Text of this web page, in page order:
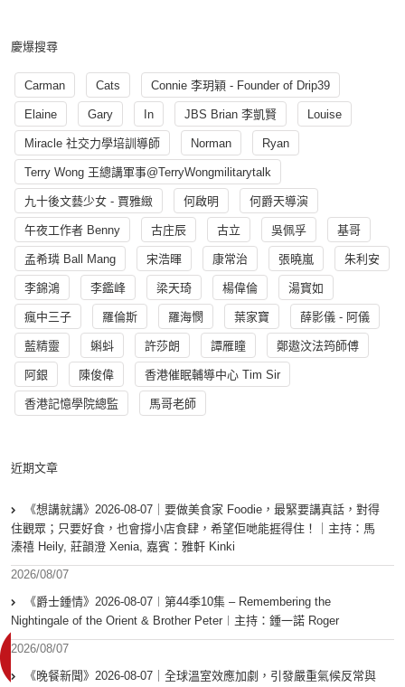
慶爆搜尋
Carman Cats Connie 李玥穎 - Founder of Drip39
Elaine Gary In JBS Brian 李凱賢 Louise
Miracle 社交力學培訓導師 Norman Ryan
Terry Wong 王總講軍事@TerryWongmilitarytalk
九十後文藝少女 - 賈雅緻 何啟明 何爵天導演
午夜工作者 Benny 古庄辰 古立 吳佩孚 基哥
孟希璘 Ball Mang 宋浩暉 康常治 張曉嵐 朱利安
李錦鴻 李鑑峰 梁天琦 楊偉倫 湯寳如
瘋中三子 羅倫斯 羅海憫 葉家寶 薛影儀 - 阿儀
藍精靈 蝌蚪 許莎朗 譚雁瞳 鄭遨汶法筠師傅
阿銀 陳俊偉 香港催眠輔導中心 Tim Sir
香港記憶學院總監 馬哥老師
近期文章
《想講就講》2026-08-07｜要做美食家 Foodie，最緊要講真話，對得
住觀眾；只要好食，也會撐小店食肆，希望佢哋能捱得住！｜主持：馬
溱禧 Heily, 莊韻澄 Xenia, 嘉賓：雅軒 Kinki
2026/08/07
《爵士鍾情》2026-08-07︱第44季10集 – Remembering the
Nightingale of the Orient & Brother Peter︱主持：鍾一諾 Roger
2026/08/07
《晚餐新聞》2026-08-07｜全球溫室效應加劇，引發嚴重氣候反常與